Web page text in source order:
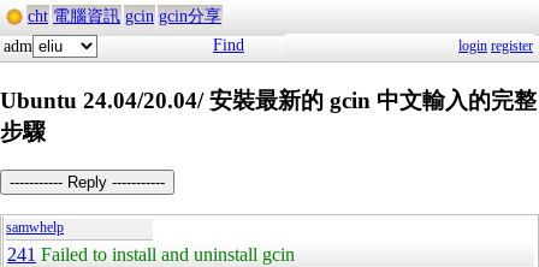
cht 電腦資訊 gcin gcin分享
adm
Find login register
Ubuntu 24.04/20.04/ 安裝最新的 gcin 中文輸入的完整
步驟
----------- Reply -----------
samwhelp
241 Failed to install and uninstall gcin